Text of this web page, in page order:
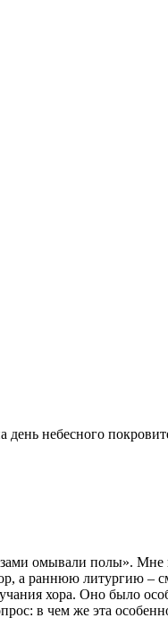
небесного
омывали полы». Мне
а раннюю литургию –
хора. Оно было
в чем же эта